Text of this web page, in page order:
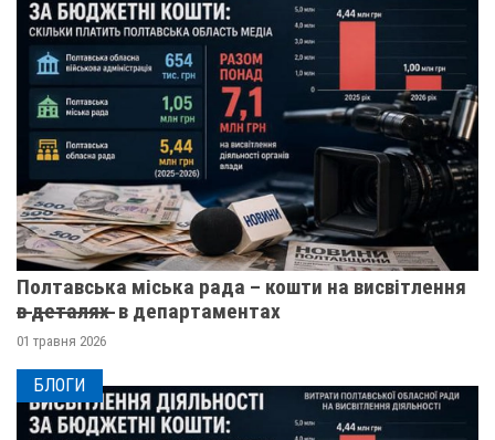
Полтавська міська рада – кошти на висвітлення
в̶ ̶д̶е̶т̶а̶л̶я̶х̶ ̶ в департаментах
01 травня 2026
БЛОГИ